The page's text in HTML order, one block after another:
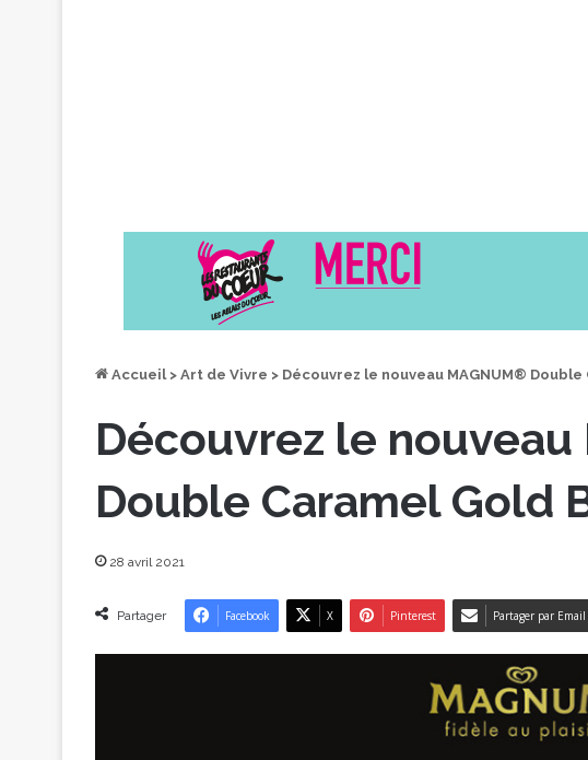
Accueil > Art de Vivre > Découvrez le nouveau MAGNUM®
Découvrez le nouveau
Double Caramel Gold
28 avril 2021
Partager Facebook X Pinterest Partager par Email